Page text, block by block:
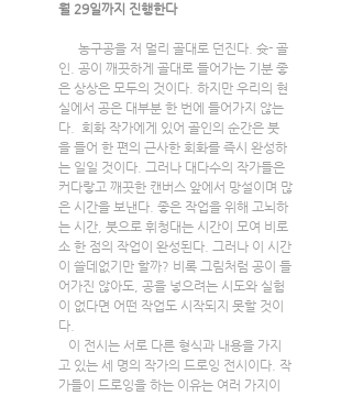
월 29일까지 진행한다
농구공을 저 멀리 골대로 던진다. 슛- 골
인. 공이 깨끗하게 골대로 들어가는 기분 좋
은 상상은 모두의 것이다. 하지만 우리의 현
실에서 공은 대부분 한 번에 들어가지 않는
다.  회화 작가에게 있어 골인의 순간은 붓
을 들어 한 편의 근사한 회화를 즉시 완성하
는 일일 것이다. 그러나 대다수의 작가들은
커다랗고 깨끗한 캔버스 앞에서 망설이며 많
은 시간을 보낸다. 좋은 작업을 위해 고뇌하
는 시간, 붓으로 휘청대는 시간이 모여 비로
소 한 점의 작업이 완성된다. 그러나 이 시간
이 쓸데없기만 할까? 비록 그림처럼 공이 들
어가진 않아도, 공을 넣으려는 시도와 실험
이 없다면 어떤 작업도 시작되지 못할 것이
다.
이 전시는 서로 다른 형식과 내용을 가지
고 있는 세 명의 작가의 드로잉 전시이다. 작
가들이 드로잉을 하는 이유는 여러 가지이